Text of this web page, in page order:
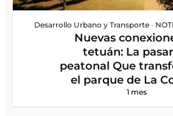
Desarrollo Urbano y Transporte •
Nuevas
tetuán: La
peatonal Que
el parque de La
1 mes